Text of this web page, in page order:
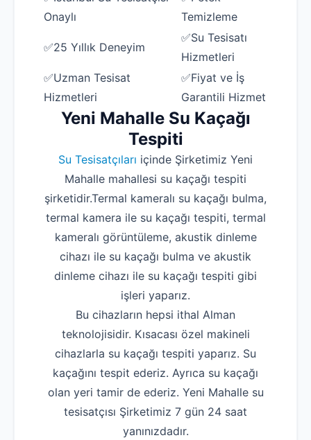
Onaylı
Temizleme
✅25 Yıllık Deneyim
✅Su Tesisatı
Hizmetleri
✅Uzman Tesisat
Hizmetleri
✅Fiyat ve İş
Garantili Hizmet
Yeni Mahalle Su Kaçağı
Tespiti
Su Tesisatçıları içinde Şirketimiz Yeni
Mahalle mahallesi su kaçağı tespiti
şirketidir.Termal kameralı su kaçağı bulma,
termal kamera ile su kaçağı tespiti, termal
kameralı görüntüleme, akustik dinleme
cihazı ile su kaçağı bulma ve akustik
dinleme cihazı ile su kaçağı tespiti gibi
işleri yaparız.
Bu cihazların hepsi ithal Alman
teknolojisidir. Kısacası özel makineli
cihazlarla su kaçağı tespiti yaparız. Su
kaçağını tespit ederiz. Ayrıca su kaçağı
olan yeri tamir de ederiz. Yeni Mahalle su
tesisatçısı Şirketimiz 7 gün 24 saat
yanınızdadır.